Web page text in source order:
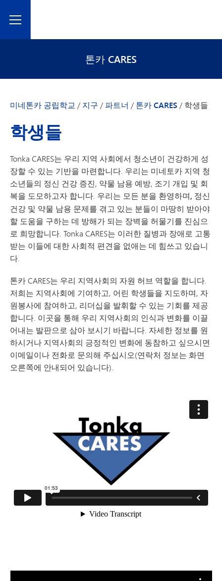
Toggle Menu
톤카 CARES
미네톤카 공립학교 / 지구 / 파트너 / 톤카 CARES / 학생들
학생들
Tonka CARES는 우리 지역 사회에서 청소년이 건강하게 성
장할 수 있는 기반을 마련합니다. 우리는 미네토카 지역 청
소년들의 정신 건강 증진, 약물 남용 예방, 조기 개입 및 회
복을 도모하고자 합니다. 우리는 모든 분을 환영하며, 정신
건강 및 약물 남용 문제를 겪고 있는 분들이 마땅히 받아야
할 도움을 구하는 데 방해가 되는 장벽을 허물기를 진심으
로 희망합니다. Tonka CARES는 이러한 질병과 장애로 고통
받는 이들에 대한 사회적 편견을 없애는 데 힘쓰고 있습니
다.
톤카 CARES는 우리 지역사회의 자원 허브 역할을 합니다.
저희는 지역사회에 기여하고, 어린 학생들을 지도하며, 자
원봉사에 참여하고, 리더십을 발휘할 수 있는 기회를 제공
합니다. 이곳을 통해 우리 지역사회의 인식과 변화를 이끌
어내는 발판으로 삼아 보시기 바랍니다. 자세한 정보를 원
하시거나 지역사회의 긍정적인 변화에 동참하고 싶으시면
이메일이나 전화로 문의해 주십시오(연락처 정보는 화면
오른쪽에 안내되어 있습니다).